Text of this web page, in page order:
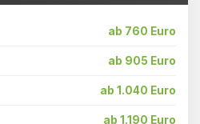
ab 760 Euro
ab 905 Euro
ab 1.040 Euro
ab 1.190 Euro